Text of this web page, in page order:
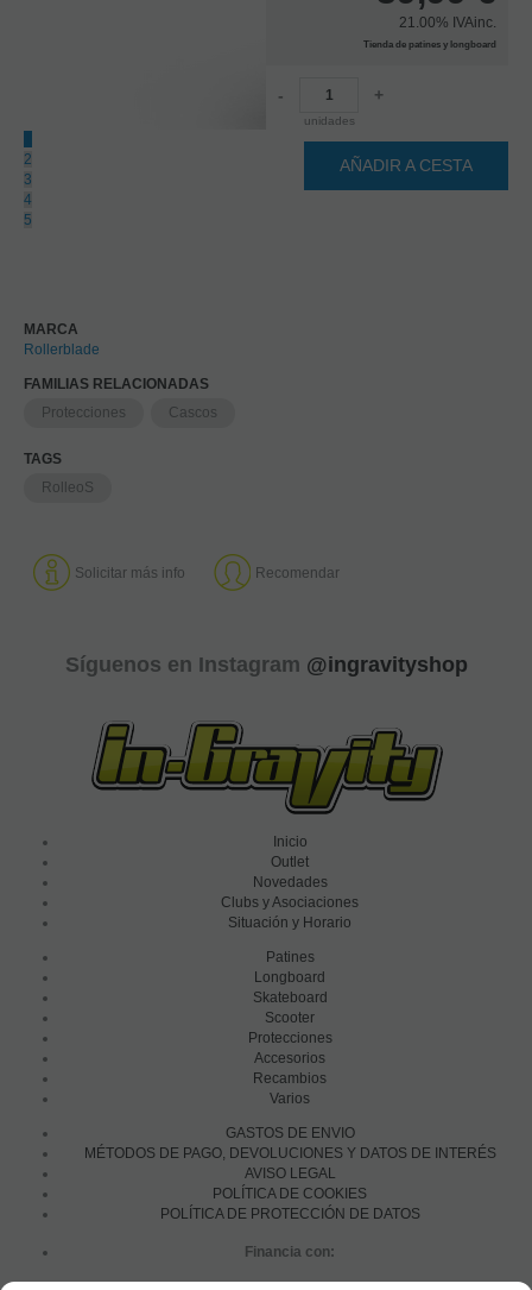
2
3
4
5
21.00% IVAinc.
Tienda de patines y longboard
-
unidades
+
AÑADIR A CESTA
MARCA
Rollerblade
FAMILIAS RELACIONADAS
Protecciones
Cascos
TAGS
RolleoS
Solicitar más info Recomendar
Síguenos en Instagram @ingravityshop
Inicio
Outlet
Novedades
Clubs y Asociaciones
Situación y Horario
Patines
Longboard
Skateboard
Scooter
Protecciones
Accesorios
Recambios
Varios
GASTOS DE ENVIO
MÉTODOS DE PAGO, DEVOLUCIONES Y DATOS DE INTERÉS
AVISO LEGAL
POLÍTICA DE COOKIES
POLÍTICA DE PROTECCIÓN DE DATOS
Financia con: